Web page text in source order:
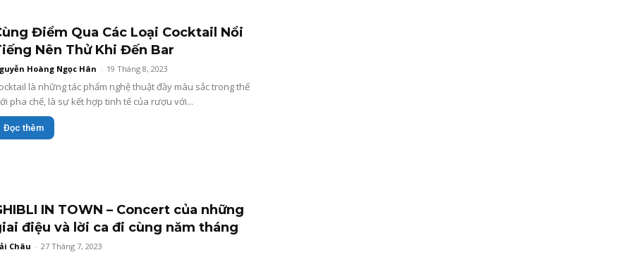
Điểm Qua Các Loại Cocktail Nổi
Nên Thử Khi Đến Bar
Hoàng Ngọc Hân - 19 Tháng 8, 2023
là những tác phẩm nghệ thuật đầy màu sắc trong thế
pha chế, là sự kết hợp tinh tế của rượu với...
Đọc thêm
IN TOWN – Concert của những
điệu và lời ca đi cùng năm tháng
Châu - 27 Tháng 7, 2023